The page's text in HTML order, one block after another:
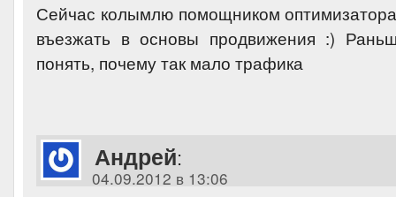
Сейчас колымлю помощником оптимизатора
въезжать в основы продвижения :)
понять, почему так мало трафика
Андрей:
04.09.2012 в 13:06